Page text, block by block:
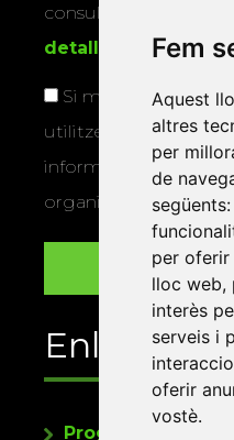
Fem
Aquest
altres
per
de
següents:
per oferir
lloc web,
interès
serveis i
oferir
vostè.
consultar la
detallada sobre
Si marqueu
utilitzem les vostres
informació sobre els
organitza la Xarxa
Enllaços
Programa de